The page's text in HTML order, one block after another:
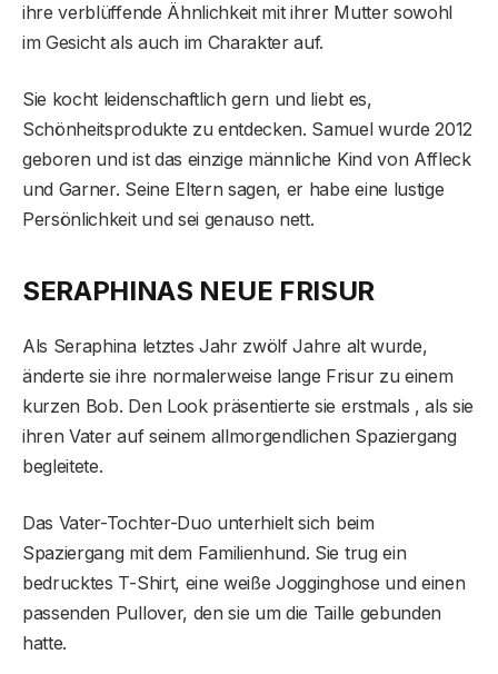
ihre verblüffende Ähnlichkeit mit ihrer Mutter sowohl
im Gesicht als auch im Charakter auf.
Sie kocht leidenschaftlich gern und liebt es,
Schönheitsprodukte zu entdecken. Samuel wurde 2012
geboren und ist das einzige männliche Kind von Affleck
und Garner. Seine Eltern sagen, er habe eine lustige
Persönlichkeit und sei genauso nett.
SERAPHINAS NEUE FRISUR
Als Seraphina letztes Jahr zwölf Jahre alt wurde,
änderte sie ihre normalerweise lange Frisur zu einem
kurzen Bob. Den Look präsentierte sie erstmals , als sie
ihren Vater auf seinem allmorgendlichen Spaziergang
begleitete.
Das Vater-Tochter-Duo unterhielt sich beim
Spaziergang mit dem Familienhund. Sie trug ein
bedrucktes T-Shirt, eine weiße Jogginghose und einen
passenden Pullover, den sie um die Taille gebunden
hatte.